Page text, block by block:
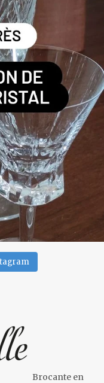
Brocante en